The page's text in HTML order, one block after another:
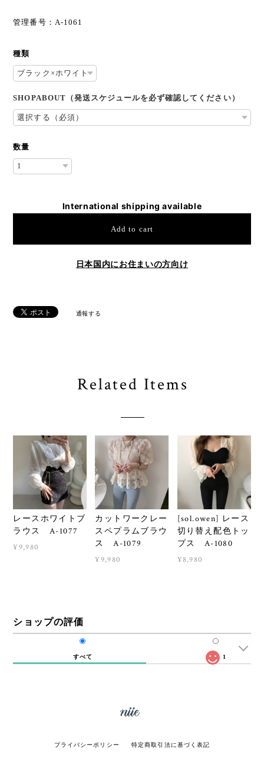
管理番号：A-1061
種類
SHOPABOUT（発送スケジュールを必ず確認してください）
数量
International shipping available
Add to cart
日本国内にお住まいの方向け
通報する
Related Items
レースホワイトブ
ラウス A-1077
¥9,980
カットワークレー
スペプラムブラウ
ス A-1079
¥9,980
[sol.owen] レース
切り替え配色トッ
プス A-1080
¥8,980
ショップの評価
すべて 1
プライバシーポリシー 特定商取引法に基づく表記